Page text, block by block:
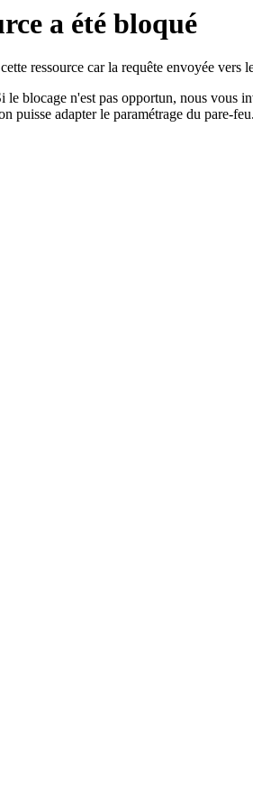
a été bloqué
ressource car la requête envoyée vers
blocage n'est pas opportun, nous vous
puisse adapter le paramétrage du pare-feu.